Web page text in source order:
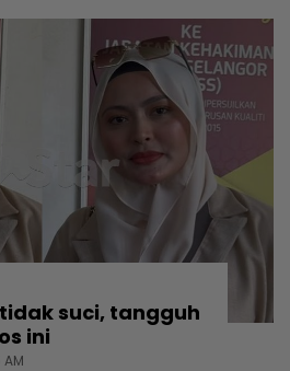
suci, tangguh
ini